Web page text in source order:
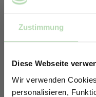
Zustimmung
Diese Webseite
Wir verwenden
personalisieren,